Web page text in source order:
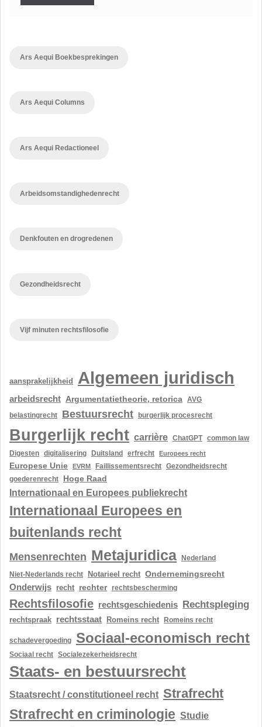
Ars Aequi Boekbesprekingen
Ars Aequi Columns
Ars Aequi Redactioneel
Arbeidsomstandighedenrecht
Denkfouten en drogredenen
Gezondheidsrecht
Vijf minuten rechtsfilosofie
aansprakelijkheid Algemeen juridisch
arbeidsrecht Argumentatietheorie, retorica AVG
belastingrecht Bestuursrecht burgerlijk procesrecht
Burgerlijk recht carrière ChatGPT common law
Digesten
digitalisering Duitsland erfrecht Europees recht
Europese Unie EVRM Faillissementsrecht
Gezondheidsrecht
goederenrecht
Hoge Raad
Internationaal en Europees publiekrecht
Internationaal Europees en
buitenlands recht
Mensenrechten Metajuridica
Nederland
Niet-Nederlands recht
Notarieel recht Ondernemingsrecht
Onderwijs recht rechter rechtsbescherming
Rechtsfilosofie rechtsgeschiedenis Rechtspleging
rechtspraak rechtsstaat Romeins recht Romeins recht
schadevergoeding Sociaal-economisch recht
Sociaal recht Socialezekerheidsrecht
Staats- en bestuursrecht
Staatsrecht / constitutioneel recht Strafrecht
Strafrecht en criminologie Studie